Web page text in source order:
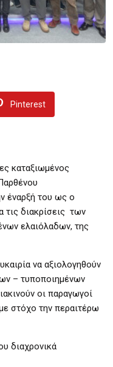
Pinterest
καταξιωμένος
έναρξή του ως ο
τις διακρίσεις των
ελαιόλαδων, της
να αξιολογηθούν
– τυποποιημένων
οι παραγωγοί
στόχο την περαιτέρω
διαχρονικά